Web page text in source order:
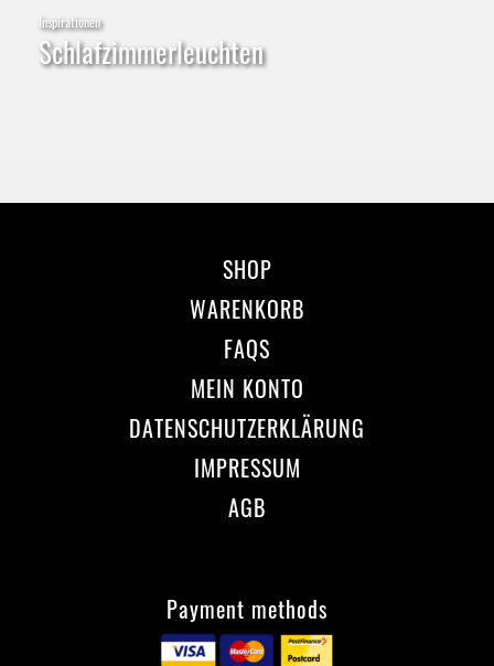
Inspirationen
Schlafzimmerleuchten
SHOP
WARENKORB
FAQS
MEIN KONTO
DATENSCHUTZERKLÄRUNG
IMPRESSUM
AGB
Payment methods